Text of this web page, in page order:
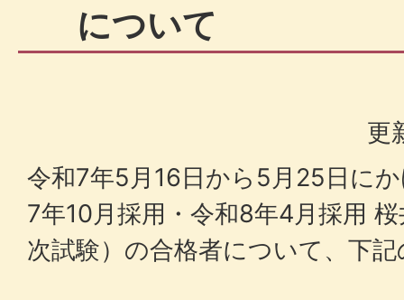
について
更
令和7年5月16日から5月25日に
7年10月採用・令和8年4月採用
次試験）の合格者について、下